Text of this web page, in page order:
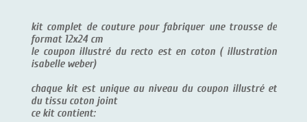
kit complet de couture pour fabriquer une trousse de
format 12x24 cm
le coupon illustré du recto est en coton ( illustration
isabelle weber)
chaque kit est unique au niveau du coupon illustré et
du tissu coton joint
ce kit contient: